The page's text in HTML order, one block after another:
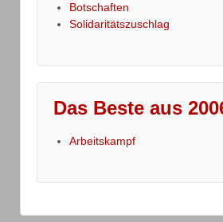
Botschaften
Solidaritätszuschlag
Das Beste aus
Arbeitskampf